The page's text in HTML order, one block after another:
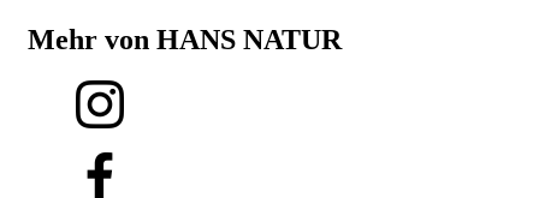
Mehr von HANS NATUR